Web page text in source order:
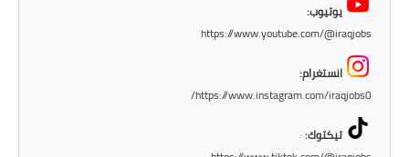
يوتيوب:
https://www.youtube.com/@iraqjobs
انستغرام:
https://www.instagram.com/iraqjobs0/
تيكتوك: